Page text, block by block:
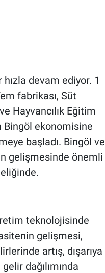
hızla devam ediyor. 1
fabrikası, Süt
Hayvancılık Eğitim
Bingöl ekonomisine
başladı. Bingöl ve
gelişmesinde önemli
teknolojisinde
gelişmesi,
artış, dışarıya
dağılımında